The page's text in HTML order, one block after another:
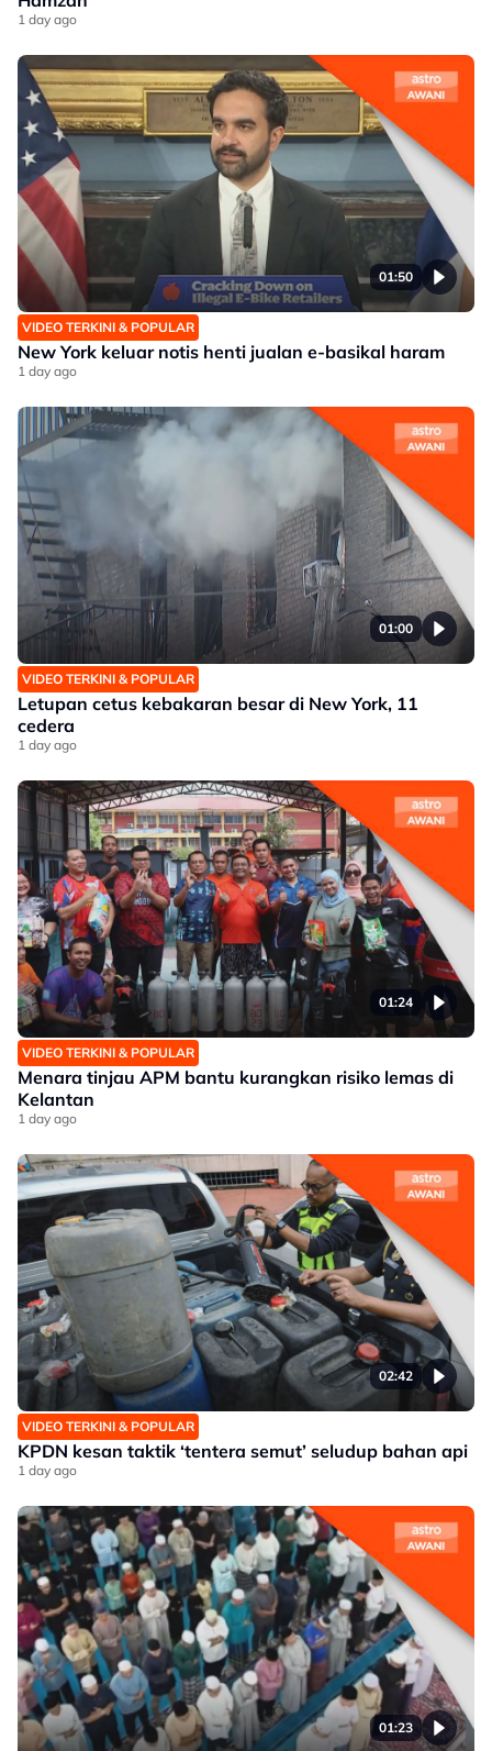
1 day ago
01:50
VIDEO TERKINI & POPULAR
New York keluar notis henti jualan e-basikal haram
1 day ago
01:00
VIDEO TERKINI & POPULAR
Letupan cetus kebakaran besar di New York, 11
cedera
1 day ago
01:24
VIDEO TERKINI & POPULAR
Menara tinjau APM bantu kurangkan risiko lemas di
Kelantan
1 day ago
02:42
VIDEO TERKINI & POPULAR
KPDN kesan taktik ‘tentera semut’ seludup bahan api
1 day ago
01:23